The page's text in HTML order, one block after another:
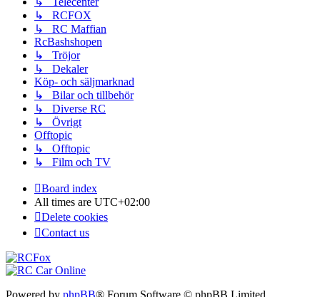
↳ RCFOX
↳ RC Maffian
RcBashshopen
↳ Tröjor
↳ Dekaler
Köp- och säljmarknad
↳ Bilar och tillbehör
↳ Diverse RC
↳ Övrigt
Offtopic
↳ Offtopic
↳ Film och TV
Board index
All times are UTC+02:00
Delete cookies
Contact us